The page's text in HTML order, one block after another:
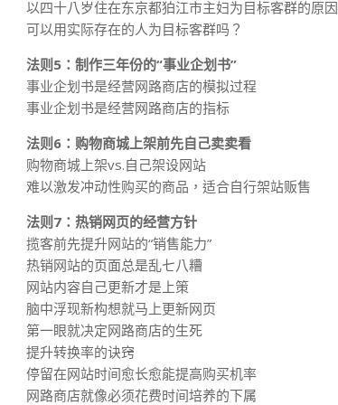
以四十八岁住在东京都狛江市主妇为目标客群的原因
可以用实际存在的人为目标客群吗？
法则5：制作三年份的“事业企划书”
事业企划书是经营网路商店的模拟过程
事业企划书是经营网路商店的指标
法则6：购物商城上架前先自己卖卖看
购物商城上架vs.自己架设网站
难以激发冲动性购买的商品，适合自行架站贩售
法则7：热销网页的经营方针
揽客前先提升网站的“销售能力”
热销网站的页面总是乱七八糟
网站内容自己更新才是上策
脑中浮现新构想就马上更新网页
第一眼就决定网路商店的生死
提升转换率的诀窍
停留在网站时间愈长愈能提高购买机率
网路商店就像必须花费时间培养的下属